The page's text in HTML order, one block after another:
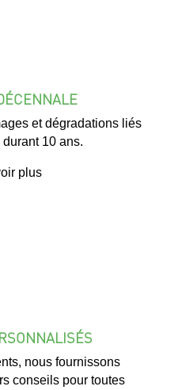
et dégradations liés
10 ans.
plus
nous fournissons
conseils pour toutes